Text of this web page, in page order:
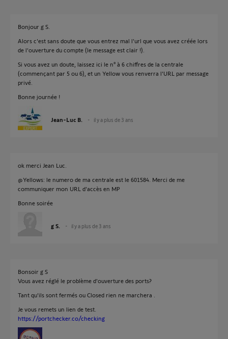
Bonjour g S.
Alors c'est sans doute que vous entrez mal l'url que vous avez créée lors
de l'ouverture du compte (le message est clair !).
Si vous avez un doute, laissez ici le n° à 6 chiffres de la centrale
(commençant par 5 ou 6), et un Yellow vous renverra l'URL par message
privé.
Bonne journée !
Jean-Luc B. il y a plus de 3 ans
ok merci Jean Luc.
@Yellows: le numero de ma centrale est le 601584. Merci de me
communiquer mon URL d'accès en MP
Bonne soirée
g S. il y a plus de 3 ans
Bonsoir g S
Vous avez réglé le problème d'ouverture des ports?
Tant qu'ils sont fermés ou Closed rien ne marchera .
Je vous remets un lien de test.
https://portchecker.co/checking